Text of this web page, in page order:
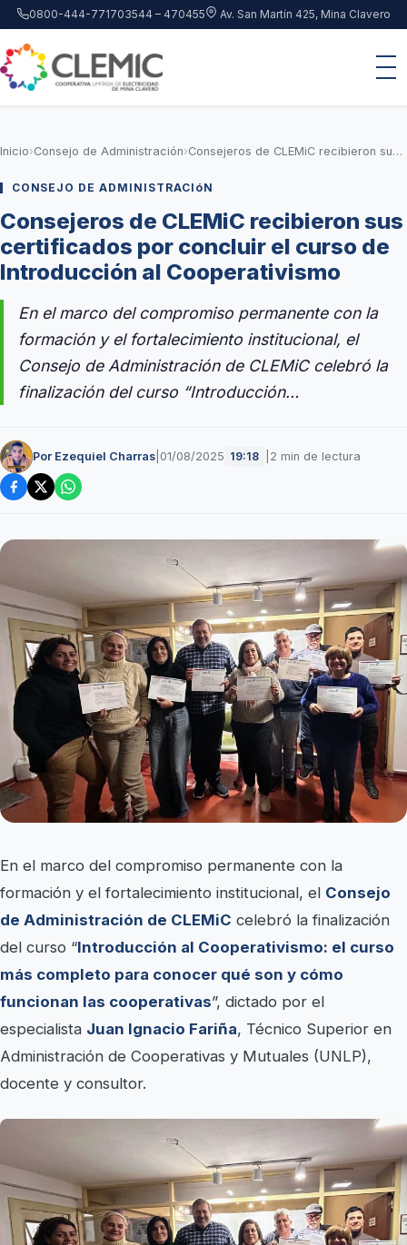
Saltar al contenido principal
0800-444-771703544 – 470455 Av. San Martín 425, Mina Clavero
Inicio›Consejo de Administración› Consejeros de CLEMiC recibieron sus certificados por concluir el curso de Introducción al Cooperativismo
CONSEJO DE ADMINISTRACIóN
Consejeros de CLEMiC recibieron sus
certificados por concluir el curso de
Introducción al Cooperativismo
En el marco del compromiso permanente con la
formación y el fortalecimiento institucional, el
Consejo de Administración de CLEMiC celebró la
finalización del curso “Introducción…
Por Ezequiel Charras 01/08/2025 19:18 2 min de lectura
En el marco del compromiso permanente con la
formación y el fortalecimiento institucional, el Consejo
de Administración de CLEMiC celebró la finalización
del curso “Introducción al Cooperativismo: el curso
más completo para conocer qué son y cómo
funcionan las cooperativas”, dictado por el
especialista Juan Ignacio Fariña, Técnico Superior en
Administración de Cooperativas y Mutuales (UNLP),
docente y consultor.